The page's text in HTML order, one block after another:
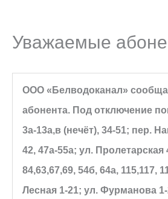
Уважаемые
ООО «Белводоканал»
абонента. Под отключение
3а-13а,в (нечёт), 34-51; пер.
42, 47а-55а; ул.
84,63,67,69, 54б, 64а,
Лесная 1-21; ул. Фурманова